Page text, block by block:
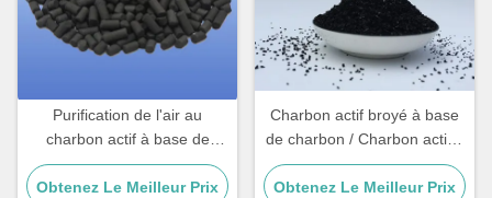
Purification de l'air au
charbon actif à base de
charbon CAS 64365-11-3
Obtenez Le Meilleur Prix
Charbon actif broyé à base
de charbon / Charbon actif à
base de charbon Pour
clarification
Obtenez Le Meilleur Prix